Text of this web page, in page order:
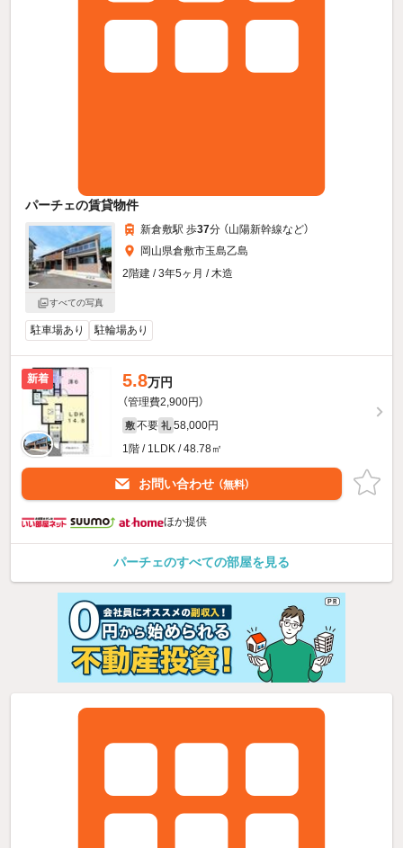
パーチェの賃貸物件
すべての写真
新倉敷駅 歩37分 （山陽新幹線など）
岡山県倉敷市玉島乙島
2階建 / 3年5ヶ月 / 木造
駐車場あり 駐輪場あり
新着 5.8万円
（管理費2,900円）
敷 不要 礼 58,000円
1階 / 1LDK / 48.78㎡
お問い合わせ （無料）
ほか提供
パーチェのすべての部屋を見る